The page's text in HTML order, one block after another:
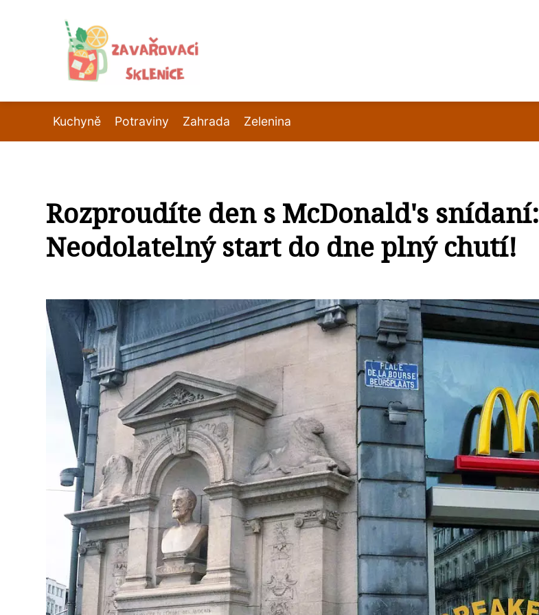
Kuchyně Potraviny Zahrada Zelenina
Rozproudíte den s McDonald's snídaní:
Neodolatelný start do dne plný chutí!